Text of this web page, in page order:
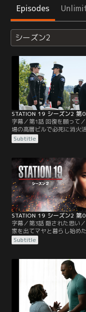
Episodes
シーズン2
字幕／第1話 回復を願って
場の高層ビルで必死に消火
った19分署のメンバーたち
クは防火扉を閉めるため火の
で割れたガラスが胸に刺さ
状態に。しかし建物の安全
視したリプリーは、大半を
るとビルへの立ち入りを禁
まう。応援は望めないと悟
ディは…。
Subtitle
字幕／第3話 隠された思い
家を出てマヤと暮らし始め
ィ。そんな中、隊長はライア
ンカ腰だったジャックに警察
でマヤに副隊長への昇格に
よう促す。そんな時、ゴミ
て暮らす老女の救出要請が
長は「待機」というアンデ
を退け、マヤの判断を支持
争う事態だと判断し…。
Subtitle